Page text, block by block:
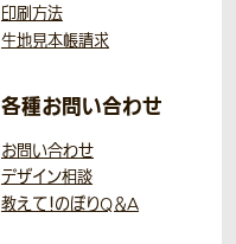
印刷方法
生地見本帳請求
各種お問い合わせ
お問い合わせ
デザイン相談
教えて！のぼりQ＆A